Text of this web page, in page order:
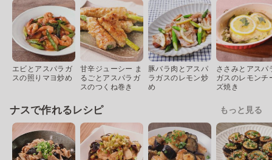
エビとアスパラガ
スの照りマヨ炒め
甘辛ジューシー ま
るごとアスパラガ
スのつくね巻き
豚バラ肉とアスパ
ラガスのレモン炒
め
ささみとアスパ
ガスのレモンチ
ズ焼き
ナスで作れるレシピ もっと見る